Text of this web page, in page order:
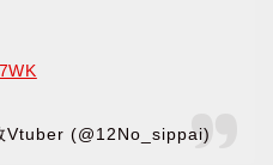
Vtuber (@12No_sippai)